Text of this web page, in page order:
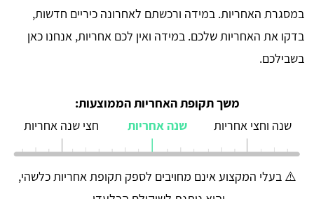
במסגרת האחריות. במידה ורכשתם לאחרונה כיריים חדשות,
בדקו את האחריות שלכם. במידה ואין לכם אחריות, אנחנו כאן
בשבילכם.
משך תקופת האחריות הממוצעות:
שנה וחצי אחריות
שנה אחריות חצי שנה אחריות
⚠️ בעלי המקצוע אינם מחויבים לספק תקופת אחריות כלשהי,